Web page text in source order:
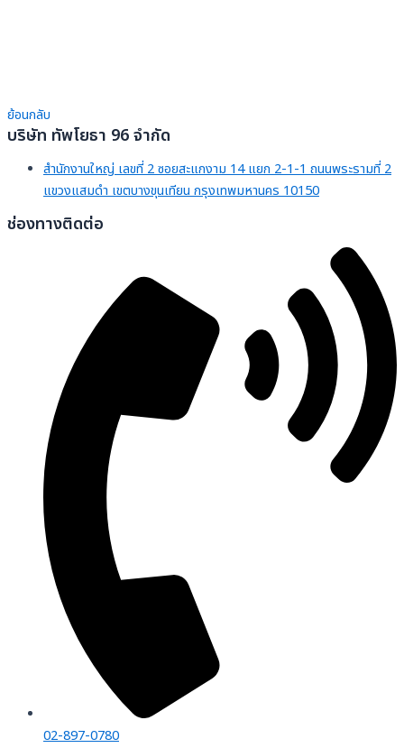
ย้อนกลับ
บริษัท ทัพโยธา 96 จำกัด
สำนักงานใหญ่ เลขที่ 2 ซอยสะแกงาม 14 แยก 2-1-1 ถนนพระรามที่ 2
แขวงแสมดำ เขตบางขุนเทียน กรุงเทพมหานคร 10150
ช่องทางติดต่อ
02-897-0780